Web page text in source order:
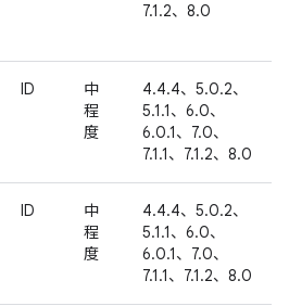
7.1.2、8.0
ID
中
程
度
4.4.4、5.0.2、
5.1.1、6.0、
6.0.1、7.0、
7.1.1、7.1.2、8.0
ID
中
程
度
4.4.4、5.0.2、
5.1.1、6.0、
6.0.1、7.0、
7.1.1、7.1.2、8.0